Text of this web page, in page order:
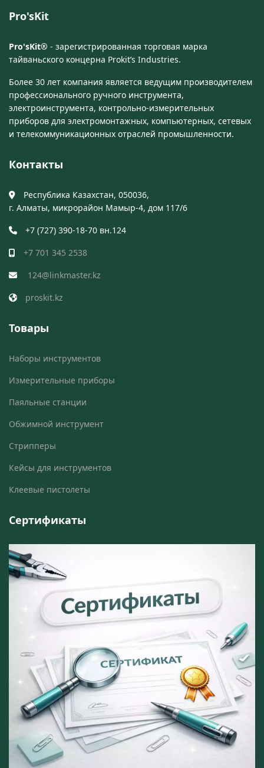
Pro'sKit
Pro'sKit® - зарегистрированная торговая марка
тайваньского концерна Prokit’s Industries.
Более 30 лет компания является ведущим производителем
профессионального ручного инструмента,
электроинструмента, контрольно-измерительных
приборов для электромонтажных, компьютерных, сетевых
и телекоммуникационных отраслей промышленности.
Контакты
Республика Казахстан, 050036,
г. Алматы, микрорайон Мамыр-4, дом 117/6
+7 (727) 390-18-70 вн.124
+7 701 345 2538
124@linkmaster.kz
proskit.kz
Товары
Наборы инструментов
Измерительные приборы
Паяльные станции
Обжимной инструмент
Стрипперы
Кейсы для инструментов
Клеевые пистолеты
Сертификаты